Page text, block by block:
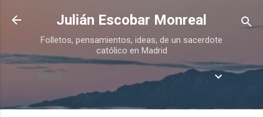
Ir al contenido principal
Julián Escobar Monreal
Folletos, pensamientos, ideas, de un sacerdote
católico en Madrid
Menú